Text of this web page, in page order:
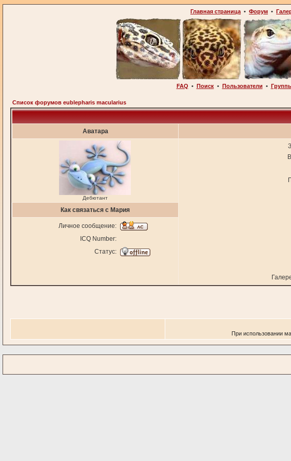
Главная страница • Форум •
FAQ • Поиск• Пользователи •
Список форумов eublepharis macularius
Аватара
Дебютант
Как связаться с Мария
Личное сообщение:
ICQ Number:
Статус:
При использовании